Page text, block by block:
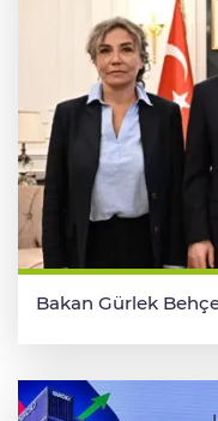
Bakan Gürlek